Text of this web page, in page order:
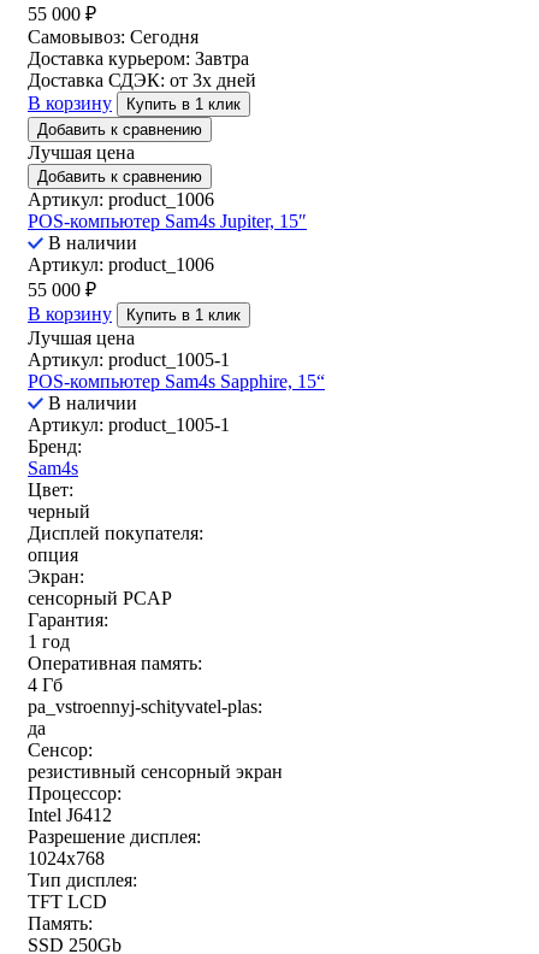
55 000 ₽
Самовывоз: Сегодня
Доставка курьером: Завтра
Доставка СДЭК: от 3х дней
В корзину
Купить в 1 клик
Добавить к сравнению
Лучшая цена
Добавить к сравнению
Артикул: product_1006
POS-компьютер Sam4s Jupiter, 15″
В наличии
Артикул: product_1006
55 000 ₽
В корзину
Купить в 1 клик
Лучшая цена
Артикул: product_1005-1
POS-компьютер Sam4s Sapphire, 15“
В наличии
Артикул: product_1005-1
Бренд:
Sam4s
Цвет:
черный
Дисплей покупателя:
опция
Экран:
сенсорный PCAP
Гарантия:
1 год
Оперативная память:
4 Гб
pa_vstroennyj-schityvatel-plas:
да
Сенсор:
резистивный сенсорный экран
Процессор:
Intel J6412
Разрешение дисплея:
1024x768
Тип дисплея:
TFT LCD
Память:
SSD 250Gb